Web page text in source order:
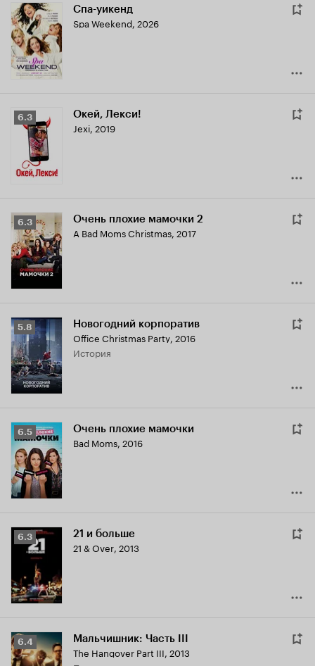
Спа-уикенд
Spa Weekend, 2026
Рейтинг
Кинопоиска
6.3
6.3 Окей, Лекси!
Jexi, 2019
Рейтинг
Кинопоиска
6.3
6.3 Очень плохие мамочки 2
A Bad Moms Christmas, 2017
Рейтинг
Кинопоиска
5.8
5.8 Новогодний корпоратив
Office Christmas Party, 2016
история
Рейтинг
Кинопоиска
6.5
6.5 Очень плохие мамочки
Bad Moms, 2016
Рейтинг
Кинопоиска
6.3 21 и больше
21 & Over, 2013
Рейтинг
Кинопоиска
6.4 Мальчишник: Часть III
The Hangover Part III, 2013